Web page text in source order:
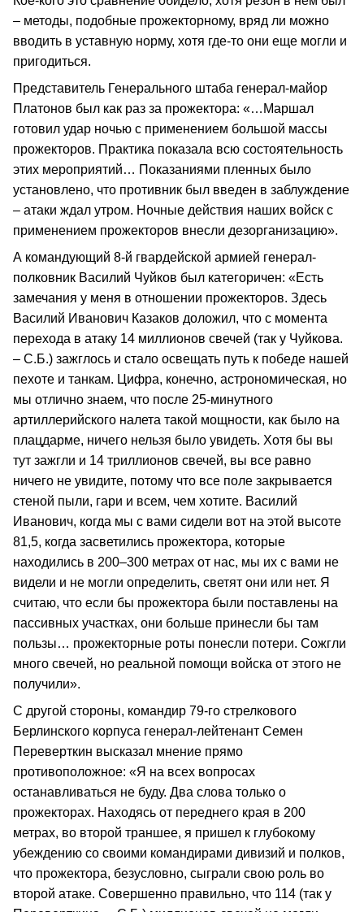
– методы, подобные прожекторному, вряд ли можно
вводить в уставную норму, хотя где-то они еще могли и
пригодиться.
Представитель Генерального штаба генерал-майор
Платонов был как раз за прожектора: «…Маршал
готовил удар ночью с применением большой массы
прожекторов. Практика показала всю состоятельность
этих мероприятий… Показаниями пленных было
установлено, что противник был введен в заблуждение
– атаки ждал утром. Ночные действия наших войск с
применением прожекторов внесли дезорганизацию».
А командующий 8-й гвардейской армией генерал-
полковник Василий Чуйков был категоричен: «Есть
замечания у меня в отношении прожекторов. Здесь
Василий Иванович Казаков доложил, что с момента
перехода в атаку 14 миллионов свечей (так у Чуйкова.
– С.Б.) зажглось и стало освещать путь к победе нашей
пехоте и танкам. Цифра, конечно, астрономическая, но
мы отлично знаем, что после 25-минутного
артиллерийского налета такой мощности, как было на
плацдарме, ничего нельзя было увидеть. Хотя бы вы
тут зажгли и 14 триллионов свечей, вы все равно
ничего не увидите, потому что все поле закрывается
стеной пыли, гари и всем, чем хотите. Василий
Иванович, когда мы с вами сидели вот на этой высоте
81,5, когда засветились прожектора, которые
находились в 200–300 метрах от нас, мы их с вами не
видели и не могли определить, светят они или нет. Я
считаю, что если бы прожектора были поставлены на
пассивных участках, они больше принесли бы там
пользы… прожекторные роты понесли потери. Сожгли
много свечей, но реальной помощи войска от этого не
получили».
С другой стороны, командир 79-го стрелкового
Берлинского корпуса генерал-лейтенант Семен
Переверткин высказал мнение прямо
противоположное: «Я на всех вопросах
останавливаться не буду. Два слова только о
прожекторах. Находясь от переднего края в 200
метрах, во второй траншее, я пришел к глубокому
убеждению со своими командирами дивизий и полков,
что прожектора, безусловно, сыграли свою роль во
второй атаке. Совершенно правильно, что 114 (так у